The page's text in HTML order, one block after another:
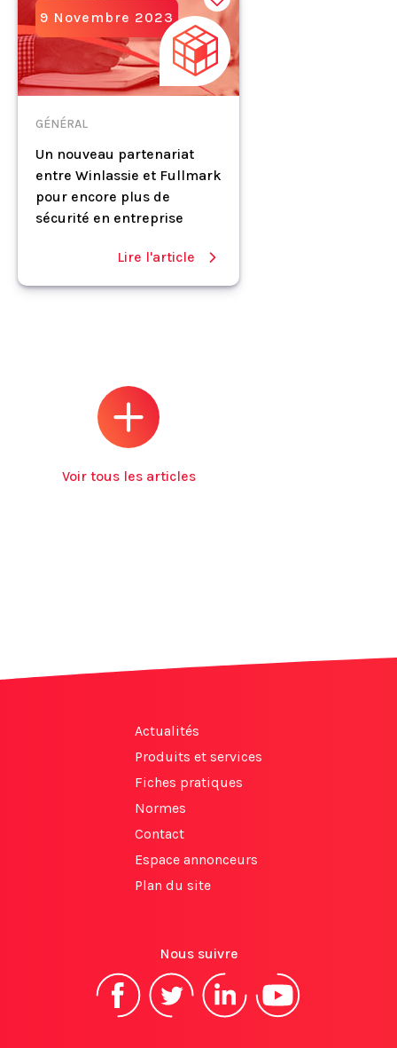
9 Novembre 2023
GÉNÉRAL
Un nouveau partenariat
entre Winlassie et Fullmark
pour encore plus de
sécurité en entreprise
Lire l'article
Voir tous les articles
Actualités
Produits et services
Fiches pratiques
Normes
Contact
Espace annonceurs
Plan du site
Nous suivre